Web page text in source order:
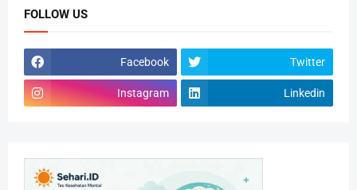
FOLLOW US
Facebook Twitter
Instagram Linkedin